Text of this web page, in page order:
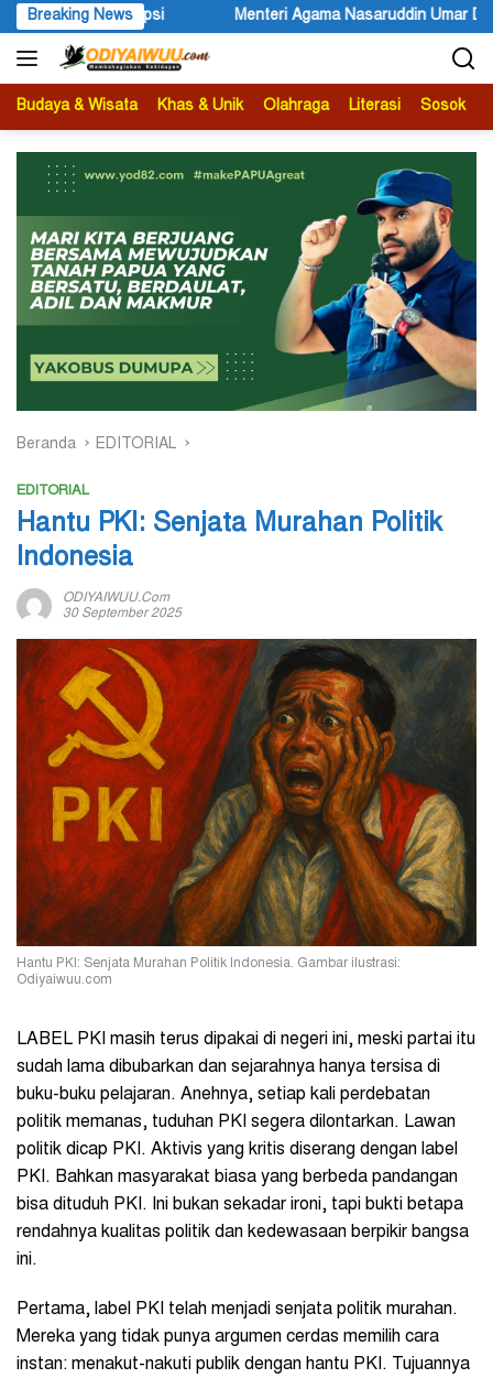
Langsung
ke
konten
Breaking News
Nasaruddin Umar Diminta Serius Mengangkat Pejabat Definitif
Budaya & Wisata Khas & Unik Olahraga Literasi Sosok
Beranda EDITORIAL
EDITORIAL
Hantu PKI: Senjata Murahan Politik
Indonesia
ODIYAIWUU.com
30 September 2025
Hantu PKI: Senjata Murahan Politik Indonesia. Gambar ilustrasi:
Odiyaiwuu.com
LABEL PKI masih terus dipakai di negeri ini, meski partai itu
sudah lama dibubarkan dan sejarahnya hanya tersisa di
buku-buku pelajaran. Anehnya, setiap kali perdebatan
politik memanas, tuduhan PKI segera dilontarkan. Lawan
politik dicap PKI. Aktivis yang kritis diserang dengan label
PKI. Bahkan masyarakat biasa yang berbeda pandangan
bisa dituduh PKI. Ini bukan sekadar ironi, tapi bukti betapa
rendahnya kualitas politik dan kedewasaan berpikir bangsa
ini.
Pertama, label PKI telah menjadi senjata politik murahan.
Mereka yang tidak punya argumen cerdas memilih cara
instan: menakut-nakuti publik dengan hantu PKI. Tujuannya